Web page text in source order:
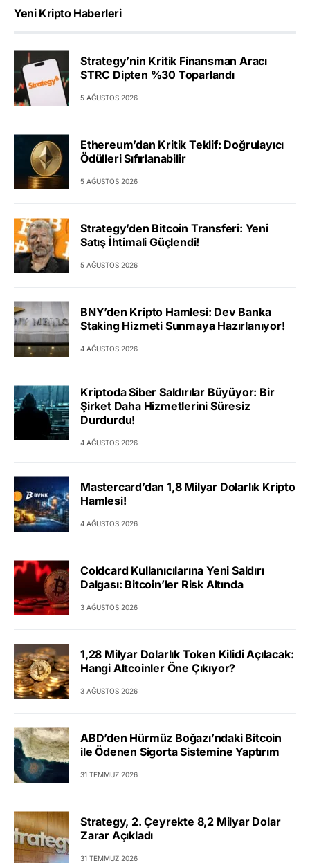
Yeni Kripto Haberleri
Strategy’nin Kritik Finansman Aracı
STRC Dipten %30 Toparlandı
5 AĞUSTOS 2026
Ethereum’dan Kritik Teklif: Doğrulayıcı
Ödülleri Sıfırlanabilir
5 AĞUSTOS 2026
Strategy’den Bitcoin Transferi: Yeni
Satış İhtimali Güçlendi!
5 AĞUSTOS 2026
BNY’den Kripto Hamlesi: Dev Banka
Staking Hizmeti Sunmaya Hazırlanıyor!
4 AĞUSTOS 2026
Kriptoda Siber Saldırılar Büyüyor: Bir
Şirket Daha Hizmetlerini Süresiz
Durdurdu!
4 AĞUSTOS 2026
Mastercard’dan 1,8 Milyar Dolarlık Kripto
Hamlesi!
4 AĞUSTOS 2026
Coldcard Kullanıcılarına Yeni Saldırı
Dalgası: Bitcoin’ler Risk Altında
3 AĞUSTOS 2026
1,28 Milyar Dolarlık Token Kilidi Açılacak:
Hangi Altcoinler Öne Çıkıyor?
3 AĞUSTOS 2026
ABD’den Hürmüz Boğazı’ndaki Bitcoin
ile Ödenen Sigorta Sistemine Yaptırım
31 TEMMUZ 2026
Strategy, 2. Çeyrekte 8,2 Milyar Dolar
Zarar Açıkladı
31 TEMMUZ 2026